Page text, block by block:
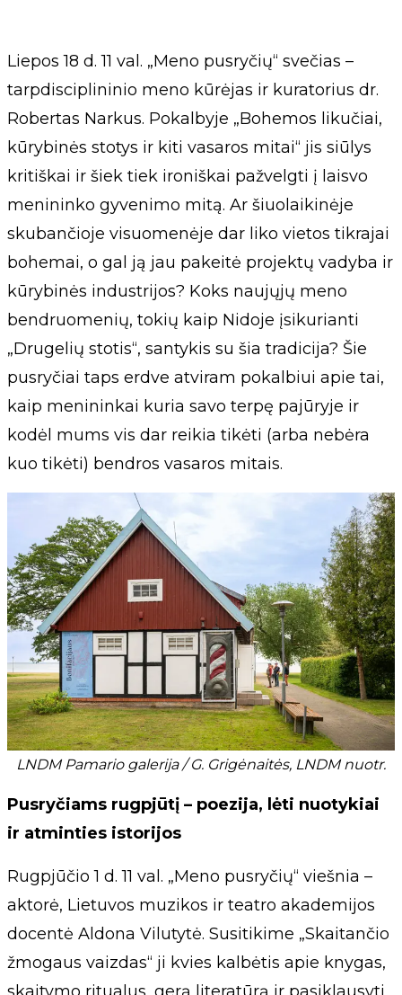
Liepos 18 d. 11 val. „Meno pusryčių“ svečias –
tarpdisciplininio meno kūrėjas ir kuratorius dr.
Robertas Narkus. Pokalbyje „Bohemos likučiai,
kūrybinės stotys ir kiti vasaros mitai“ jis siūlys
kritiškai ir šiek tiek ironiškai pažvelgti į laisvo
menininko gyvenimo mitą. Ar šiuolaikinėje
skubančioje visuomenėje dar liko vietos tikrajai
bohemai, o gal ją jau pakeitė projektų vadyba ir
kūrybinės industrijos? Koks naujųjų meno
bendruomenių, tokių kaip Nidoje įsikurianti
„Drugelių stotis“, santykis su šia tradicija? Šie
pusryčiai taps erdve atviram pokalbiui apie tai,
kaip menininkai kuria savo terpę pajūryje ir
kodėl mums vis dar reikia tikėti (arba nebėra
kuo tikėti) bendros vasaros mitais.
LNDM Pamario galerija / G. Grigėnaitės, LNDM nuotr.
Pusryčiams rugpjūtį – poezija, lėti nuotykiai
ir atminties istorijos
Rugpjūčio 1 d. 11 val. „Meno pusryčių“ viešnia –
aktorė, Lietuvos muzikos ir teatro akademijos
docentė Aldona Vilutytė. Susitikime „Skaitančio
žmogaus vaizdas“ ji kvies kalbėtis apie knygas,